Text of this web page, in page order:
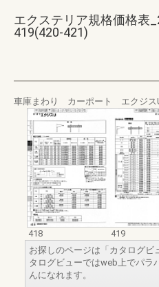
エクステリア規格価格表
419(420-421)
車庫まわり カーポート エクジス
418
419
お探しのページは「カタログビ
タログビューではweb上でパラ
んになれます。